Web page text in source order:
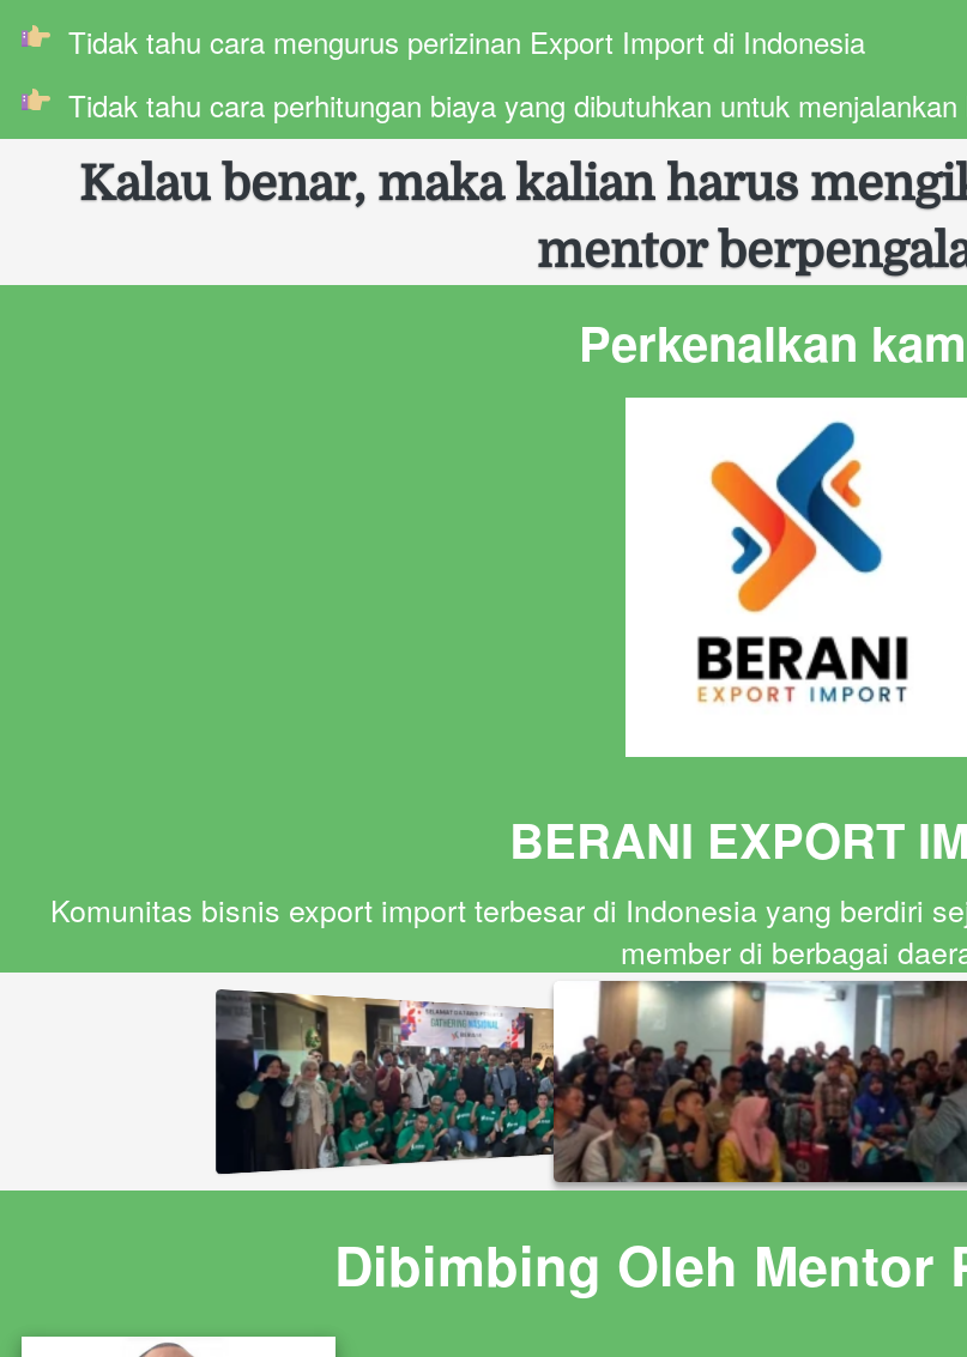
Tidak tahu cara mengurus perizinan Export Import di Indonesia
Tidak tahu cara perhitungan biaya yang dibutuhkan untuk menjalankan
Kalau benar, maka kalian harus
mentor
Perkenalkan
BERANI EXPORT
Komunitas bisnis export import terbesar di Indonesia yang berdiri
member di berbagai
Dibimbing Oleh Mentor